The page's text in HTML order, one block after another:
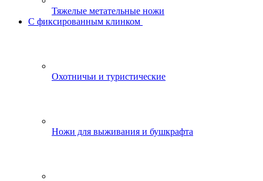
Тяжелые метательные ножи
С фиксированным клинком
Охотничьи и туристические
Ножи для выживания и бушкрафта